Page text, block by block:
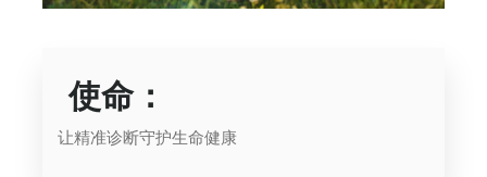
使命：
让精准诊断守护生命健康